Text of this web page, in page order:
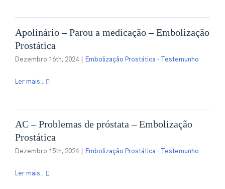
Apolinário – Parou a medicação – Embolização
Prostática
Dezembro 16th, 2024 | Embolização Prostática - Testemunho
Ler mais...
AC – Problemas de próstata – Embolização
Prostática
Dezembro 15th, 2024 | Embolização Prostática - Testemunho
Ler mais...